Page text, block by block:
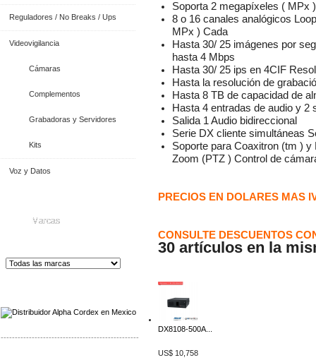
Reguladores / No Breaks / Ups
Videovigilancia
Cámaras
Complementos
Grabadoras y Servidores
Kits
Voz y Datos
Marcas
-------------------------------------------------
Soporta 2 megapíxeles ( MPx
8 o 16 canales analógicos
MPx ) Cada
Hasta 30/ 25 imágenes por
hasta 4 Mbps
Hasta 30/ 25 ips en 4CIF
Hasta la resolución de
Hasta 8 TB de capacidad de
Hasta 4 entradas de audio y 2
Salida 1 Audio bidireccional
Serie DX cliente simultáneas
Soporte para Coaxitron (tm ) y
Zoom (PTZ ) Control de
PRECIOS EN DOLARES MAS
CONSULTE DESCUENTOS
30 artículos en la
DX8108-500A...
US$ 10,758